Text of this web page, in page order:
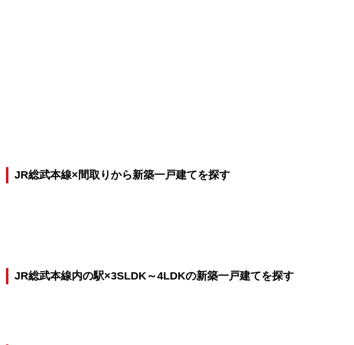
JR総武本線×間取りから新築一戸建てを探す
JR総武本線内の駅×3SLDK～4LDKの新築一戸建てを探す